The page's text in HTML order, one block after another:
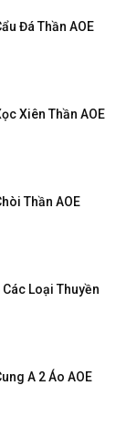
Đá Thần AOE
Xiên Thần AOE
Thần AOE
Loại Thuyền
A 2 Áo AOE